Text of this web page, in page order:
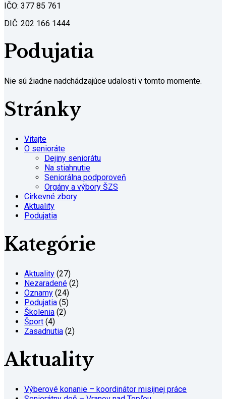
IČO: 377 85 761
DIČ: 202 166 1444
Podujatia
Nie sú žiadne nadchádzajúce udalosti v tomto momente.
Stránky
Vitajte
O senioráte
Dejiny seniorátu
Na stiahnutie
Seniorálna podporoveň
Orgány a výbory ŠZS
Cirkevné zbory
Aktuality
Podujatia
Kategórie
Aktuality (27)
Nezaradené (2)
Oznamy (24)
Podujatia (5)
Školenia (2)
Šport (4)
Zasadnutia (2)
Aktuality
Výberové konanie – koordinátor misijnej práce